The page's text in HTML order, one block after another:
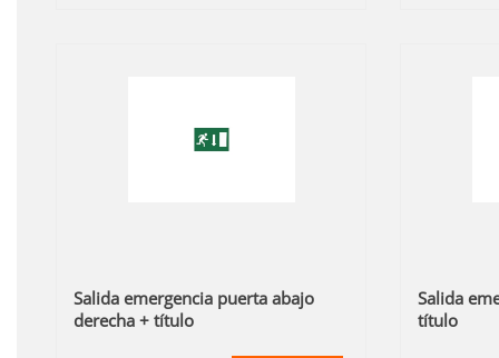
Salida emergencia puerta abajo
derecha + título
Salida
título